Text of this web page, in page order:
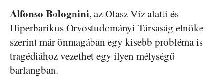
Alfonso Bolognini, az Olasz Víz alatti és
Hiperbarikus Orvostudományi Társaság elnöke
szerint már önmagában egy kisebb probléma is
tragédiához vezethet egy ilyen mélységű
barlangban.